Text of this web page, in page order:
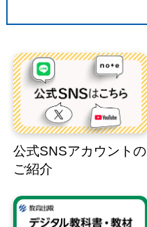
公式SNSアカウントの
ご紹介